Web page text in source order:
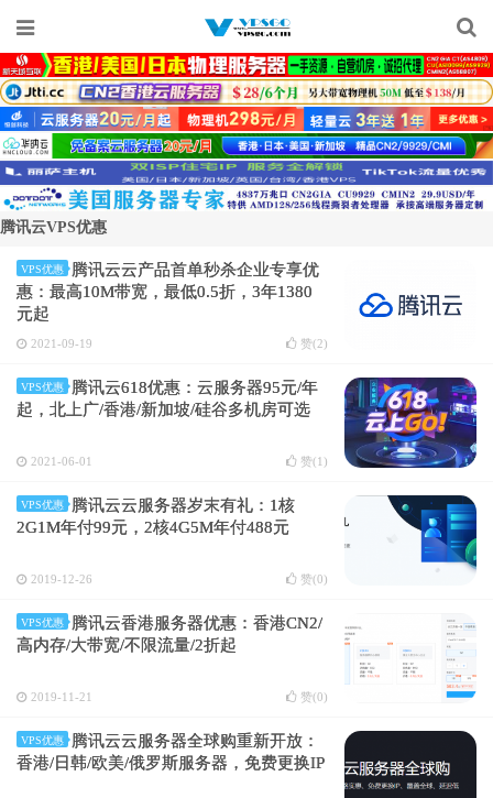
腾讯云VPS优惠
VPS优惠
腾讯云云产品首单秒杀企业专享优
惠：最高10M带宽，最低0.5折，3年1380
元起
2021-09-19 赞(2)
VPS优惠
腾讯云618优惠：云服务器95元/年
起，北上广/香港/新加坡/硅谷多机房可选
2021-06-01 赞(1 )
VPS优惠
腾讯云云服务器岁末有礼：1核
2G1M年付99元，2核4G5M年付488元
2019-12-26 赞(0)
VPS优惠
腾讯云香港服务器优惠：香港CN2/
高内存/大带宽/不限流量/2折起
2019-11-21 赞(0)
VPS优惠
腾讯云云服务器全球购重新开放：
香港/日韩/欧美/俄罗斯服务器，免费更换IP